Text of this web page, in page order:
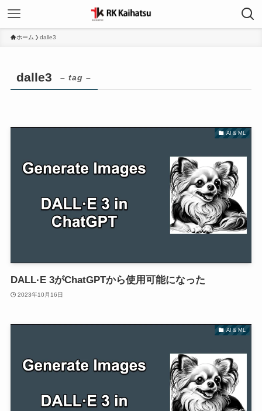
ホーム dalle3
dalle3 – tag –
AI & ML
DALL·E 3がChatGPTから使用可能になった
2023年10月16日
AI & ML